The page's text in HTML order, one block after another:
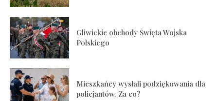
Gliwickie obchody Święta Wojska
Polskiego
Mieszkańcy wysłali podziękowania dla
policjantów. Za co?